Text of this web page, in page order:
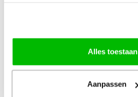
Alles toestaan
Aanpassen